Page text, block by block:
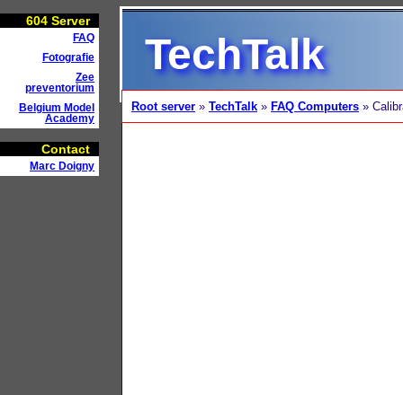
604 Server
FAQ
Fotografie
Zee
preventorium
Belgium Model
Academy
Contact
Marc Doigny
TechTalk
Root server » TechTalk » FAQ Computers »